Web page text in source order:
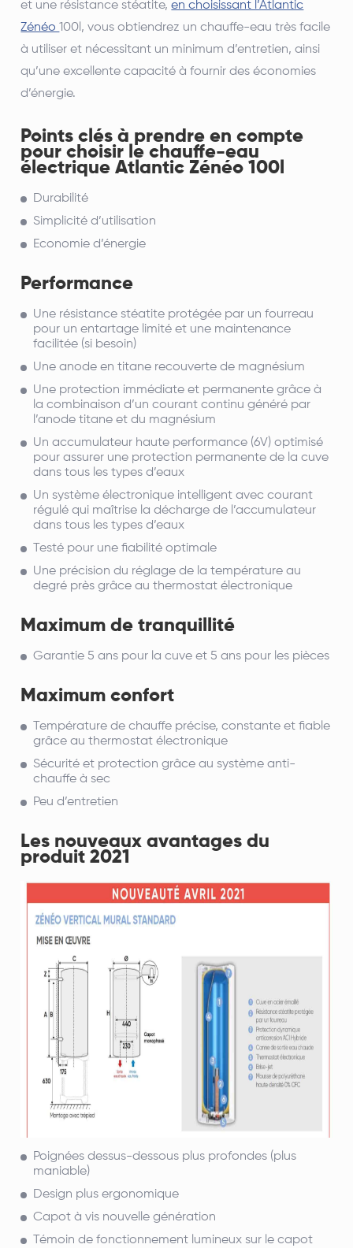
et une résistance stéatite,en choisissant l’Atlantic
Zénéo100l, vous obtiendrez un chauffe-eau très facile
à utiliser et nécessitant un minimum d’entretien, ainsi
qu’une excellente capacité à fournir des économies
d’énergie.
Points clés à prendre en compte
pour choisir le chauffe-eau
électrique Atlantic Zénéo 100l
Durabilité
Simplicité d’utilisation
Economie d’énergie
Performance
Une résistance stéatite protégée par un fourreau
pour un entartage limité et une maintenance
facilitée (si besoin)
Une anode en titane recouverte de magnésium
Une protection immédiate et permanente grâce à
la combinaison d’un courant continu généré par
l’anode titane et du magnésium
Un accumulateur haute performance (6V) optimisé
pour assurer une protection permanente de la cuve
dans tous les types d’eaux
Un système électronique intelligent avec courant
régulé qui maîtrise la décharge de l’accumulateur
dans tous les types d’eaux
Testé pour une fiabilité optimale
Une précision du réglage de la température au
degré près grâce au thermostat électronique
Maximum de tranquillité
Garantie 5 ans pour la cuve et 5 ans pour les pièces
Maximum confort
Température de chauffe précise, constante et fiable
grâce au thermostat électronique
Sécurité et protection grâce au système anti-
chauffe à sec
Peu d’entretien
Les nouveaux avantages du
produit 2021
Poignées dessus-dessous plus profondes (plus
maniable)
Design plus ergonomique
Capot à vis nouvelle génération
Témoin de fonctionnement lumineux sur le capot